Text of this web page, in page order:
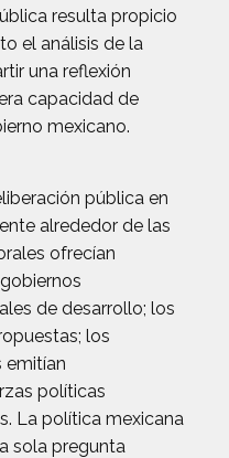
resulta propicio
el análisis de la
una reflexión
capacidad de
mexicano.
pública en
alrededor de las
ofrecían
de desarrollo; los
los
emitían
políticas
La política mexicana
sola pregunta